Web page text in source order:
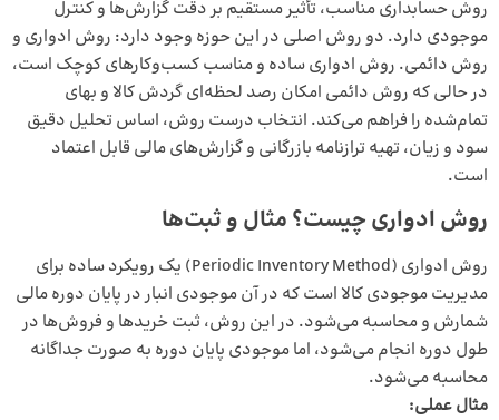
روش حسابداری مناسب، تأثیر مستقیم بر دقت گزارش‌ها و کنترل
موجودی دارد. دو روش اصلی در این حوزه وجود دارد: روش ادواری و
روش دائمی. روش ادواری ساده و مناسب کسب‌وکارهای کوچک است،
در حالی که روش دائمی امکان رصد لحظه‌ای گردش کالا و بهای
تمام‌شده را فراهم می‌کند. انتخاب درست روش، اساس تحلیل دقیق
سود و زیان، تهیه ترازنامه بازرگانی و گزارش‌های مالی قابل اعتماد
است.
روش ادواری چیست؟ مثال و ثبت‌ها
روش ادواری (Periodic Inventory Method) یک رویکرد ساده برای
مدیریت موجودی کالا است که در آن موجودی انبار در پایان دوره مالی
شمارش و محاسبه می‌شود. در این روش، ثبت خریدها و فروش‌ها در
طول دوره انجام می‌شود، اما موجودی پایان دوره به صورت جداگانه
محاسبه می‌شود.
مثال عملی: